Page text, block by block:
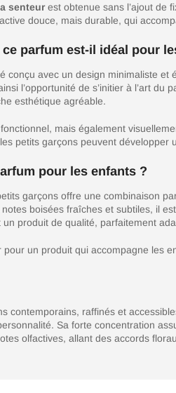
senteurest obtenue sans l’ajout de
douce, mais durable, qui
parfum est-il idéal pour
conçu avec un design minimaliste et
l’opportunité de s’initier à l’art
esthétique agréable.
mais également
petits garçons peuvent
pour les enfants ?
garçons offre une combinaison
boisées fraîches et subtiles, il
un produit de qualité, parfaitement
pour un produit qui accompagne les
contemporains, raffinés et
Sa forte concentration
olfactives, allant des accords